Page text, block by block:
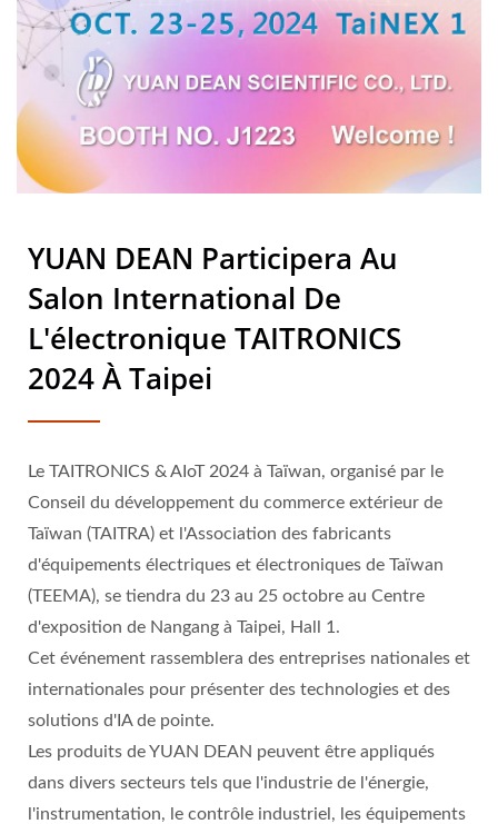
SCIENTIFIC CO., LTD.
YUAN DEAN Participera Au
Salon International De
L'électronique TAITRONICS
2024 À Taipei
Le TAITRONICS & AIoT 2024 à Taïwan, organisé par le
Conseil du développement du commerce extérieur de
Taïwan (TAITRA) et l'Association des fabricants
d'équipements électriques et électroniques de Taïwan
(TEEMA), se tiendra du 23 au 25 octobre au Centre
d'exposition de Nangang à Taipei, Hall 1.
Cet événement rassemblera des entreprises nationales et
internationales pour présenter des technologies et des
solutions d'IA de pointe.
Les produits de YUAN DEAN peuvent être appliqués
dans divers secteurs tels que l'industrie de l'énergie,
l'instrumentation, le contrôle industriel, les équipements